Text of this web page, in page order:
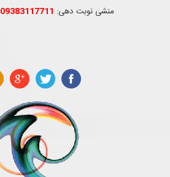
منشی نوبت دهی: 09383117711